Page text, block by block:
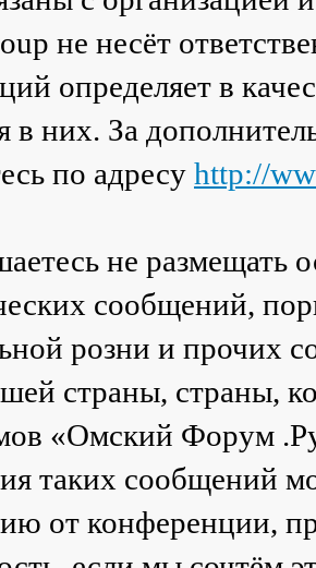
не несёт
определяет в
в них. За
по адресу http://
не размещать
сообщений,
розни и прочих
страны, страны,
«Омский Форум
таких сообщений
от конференции,